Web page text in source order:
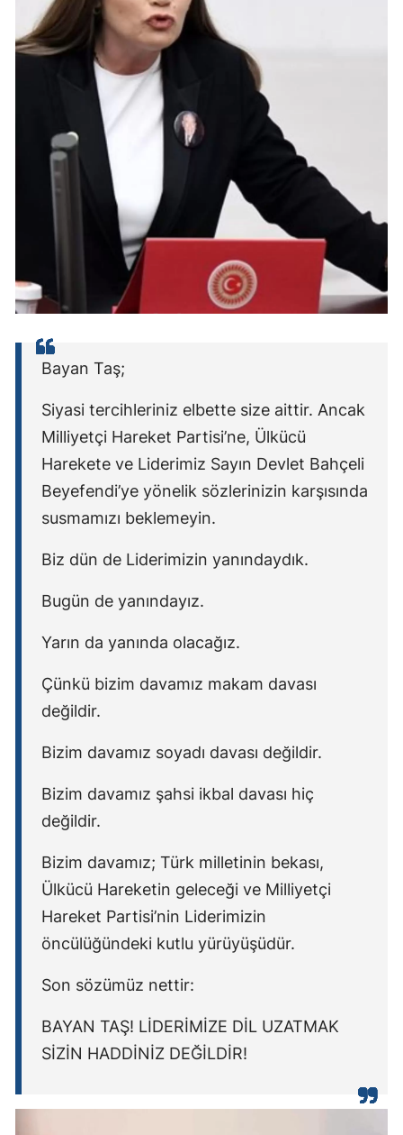
Bayan Taş;
Siyasi tercihleriniz elbette size aittir. Ancak
Milliyetçi Hareket Partisi’ne, Ülkücü
Harekete ve Liderimiz Sayın Devlet Bahçeli
Beyefendi’ye yönelik sözlerinizin karşısında
susmamızı beklemeyin.
Biz dün de Liderimizin yanındaydık.
Bugün de yanındayız.
Yarın da yanında olacağız.
Çünkü bizim davamız makam davası
değildir.
Bizim davamız soyadı davası değildir.
Bizim davamız şahsi ikbal davası hiç
değildir.
Bizim davamız; Türk milletinin bekası,
Ülkücü Hareketin geleceği ve Milliyetçi
Hareket Partisi’nin Liderimizin
öncülüğündeki kutlu yürüyüşüdür.
Son sözümüz nettir:
BAYAN TAŞ! LİDERİMİZE DİL UZATMAK
SİZİN HADDİNİZ DEĞİLDİR!